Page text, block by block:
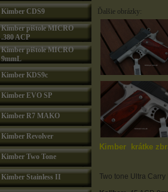
Kimber CDS9
Kimber pištole MICRO
.380 ACP
Kimber pištole MICRO
9mmL
Kimber KDS9c
Kimber EVO SP
Kimber R7 MAKO
Kimber Revolver
Kimber Two Tone
Kimber Stainless II
Ďalšie obrázky:
Kimber krátke
Two tone Ultra Carry